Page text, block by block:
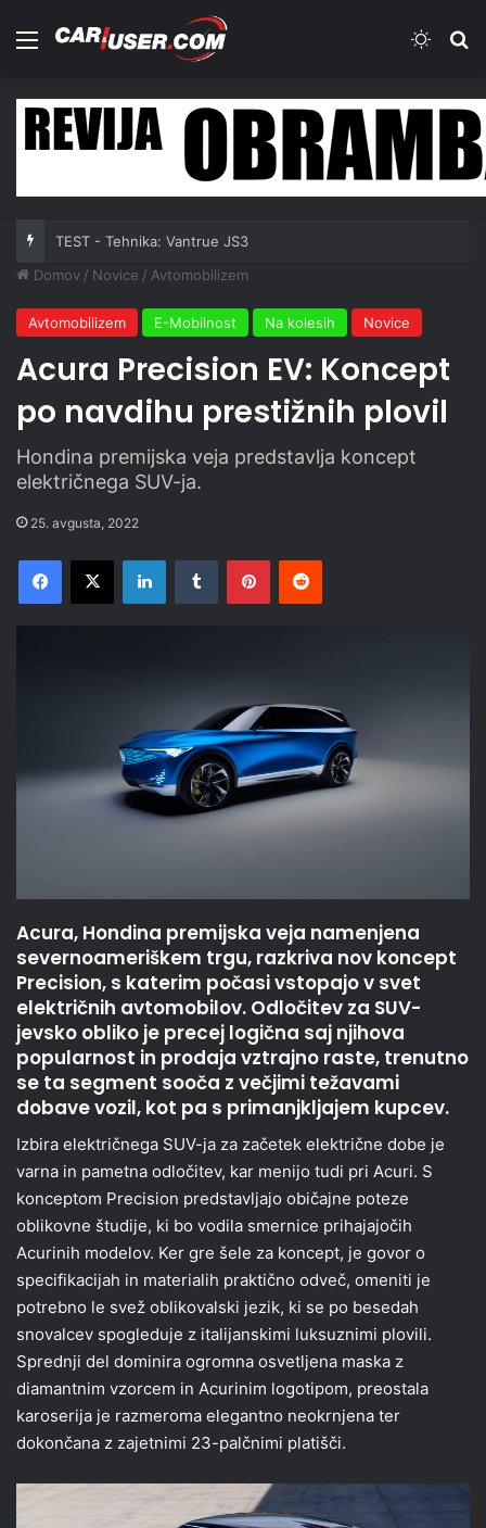
Meni
TEST - Tehnika: Vantrue JS3
Domov / Novice / Avtomobilizem
Avtomobilizem E-Mobilnost Na kolesih Novice
Acura Precision EV: Koncept
po navdihu prestižnih plovil
Hondina premijska veja predstavlja koncept
električnega SUV-ja.
25. avgusta, 2022
Facebook
X LinkedInTumblr PinterestReddit
Acura, Hondina premijska veja namenjena
severnoameriškem trgu, razkriva nov koncept
Precision, s katerim počasi vstopajo v svet
električnih avtomobilov. Odločitev za SUV-
jevsko obliko je precej logična saj njihova
popularnost in prodaja vztrajno raste, trenutno
se ta segment sooča z večjimi težavami
dobave vozil, kot pa s primanjkljajem kupcev.
Izbira električnega SUV-ja za začetek električne dobe je
varna in pametna odločitev, kar menijo tudi pri Acuri. S
konceptom Precision predstavljajo običajne poteze
oblikovne študije, ki bo vodila smernice prihajajočih
Acurinih modelov. Ker gre šele za koncept, je govor o
specifikacijah in materialih praktično odveč, omeniti je
potrebno le svež oblikovalski jezik, ki se po besedah
snovalcev spogleduje z italijanskimi luksuznimi plovili.
Sprednji del dominira ogromna osvetljena maska z
diamantnim vzorcem in Acurinim logotipom, preostala
karoserija je razmeroma elegantno neokrnjena ter
dokončana z zajetnimi 23-palčnimi platišči.